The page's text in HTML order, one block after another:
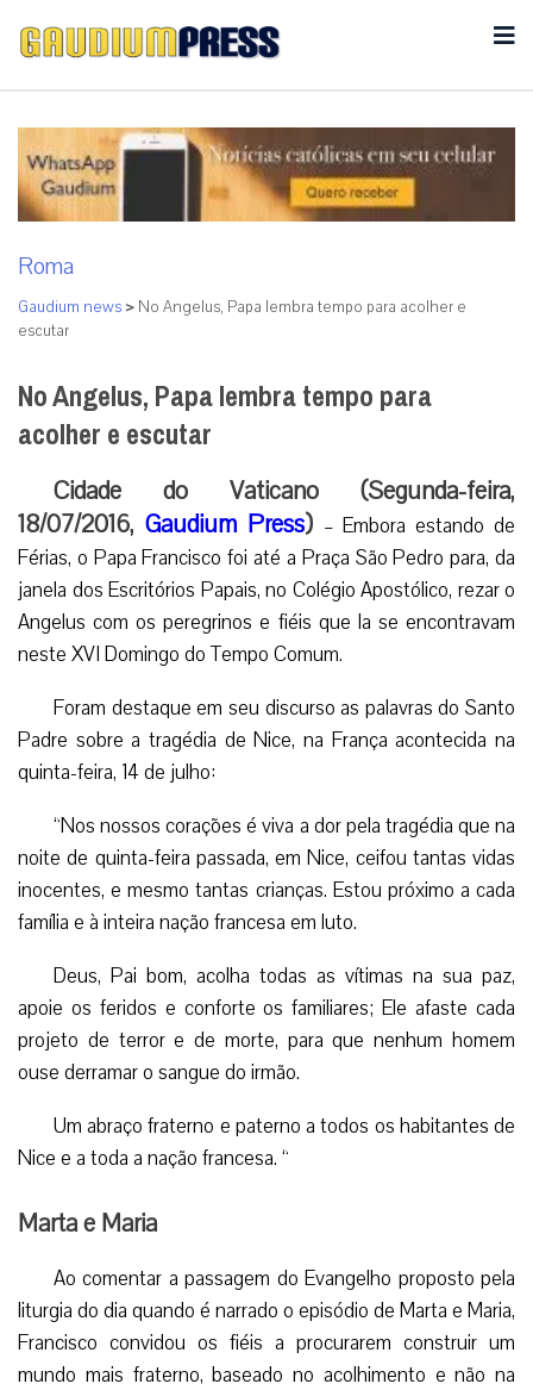
Roma
Gaudium news > No Angelus, Papa lembra tempo para acolher e
escutar
No Angelus, Papa lembra tempo para
acolher e escutar
Cidade do Vaticano (Segunda-feira,
18/07/2016, Gaudium Press) – Embora estando de
Férias, o Papa Francisco foi até a Praça São Pedro para, da
janela dos Escritórios Papais, no Colégio Apostólico, rezar o
Angelus com os peregrinos e fiéis que la se encontravam
neste XVI Domingo do Tempo Comum.
Foram destaque em seu discurso as palavras do Santo
Padre sobre a tragédia de Nice, na França acontecida na
quinta-feira, 14 de julho:
“Nos nossos corações é viva a dor pela tragédia que na
noite de quinta-feira passada, em Nice, ceifou tantas vidas
inocentes, e mesmo tantas crianças. Estou próximo a cada
família e à inteira nação francesa em luto.
Deus, Pai bom, acolha todas as vítimas na sua paz,
apoie os feridos e conforte os familiares; Ele afaste cada
projeto de terror e de morte, para que nenhum homem
ouse derramar o sangue do irmão.
Um abraço fraterno e paterno a todos os habitantes de
Nice e a toda a nação francesa. “
Marta e Maria
Ao comentar a passagem do Evangelho proposto pela
liturgia do dia quando é narrado o episódio de Marta e Maria,
Francisco convidou os fiéis a procurarem construir um
mundo mais fraterno, baseado no acolhimento e não na